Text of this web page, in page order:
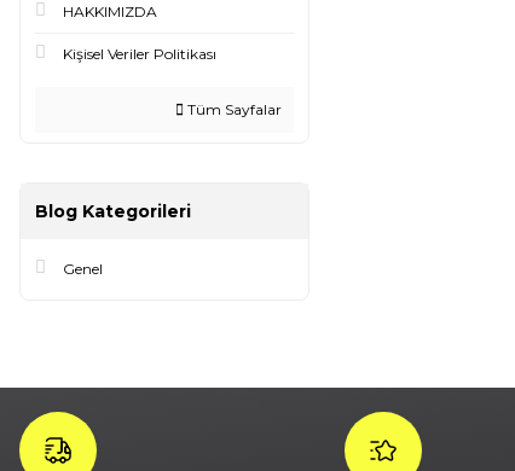
HAKKIMIZDA
Kişisel Veriler Politikası
Tüm Sayfalar
Blog Kategorileri
Genel